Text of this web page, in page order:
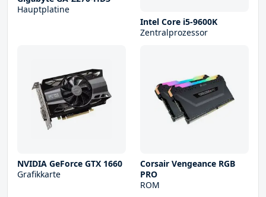
Hauptplatine
Intel Core i5-9600K
Zentralprozessor
NVIDIA GeForce GTX 1660
Grafikkarte
Corsair Vengeance RGB
PRO
ROM